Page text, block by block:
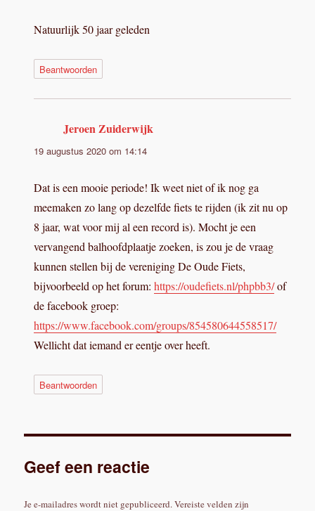
Natuurlijk 50 jaar geleden
Beantwoorden
Jeroen Zuiderwijk
19 augustus 2020 om 14:14
Dat is een mooie periode! Ik weet niet of ik nog ga
meemaken zo lang op dezelfde fiets te rijden (ik zit nu op
8 jaar, wat voor mij al een record is). Mocht je een
vervangend balhoofdplaatje zoeken, is zou je de vraag
kunnen stellen bij de vereniging De Oude Fiets,
bijvoorbeeld op het forum:https://oudefiets.nl/phpbb3/of
de facebook groep:
https://www.facebook.com/groups/854580644558517/
Wellicht dat iemand er eentje over heeft.
Beantwoorden
Geef een reactie
Je e-mailadres wordt niet gepubliceerd. Vereiste velden zijn